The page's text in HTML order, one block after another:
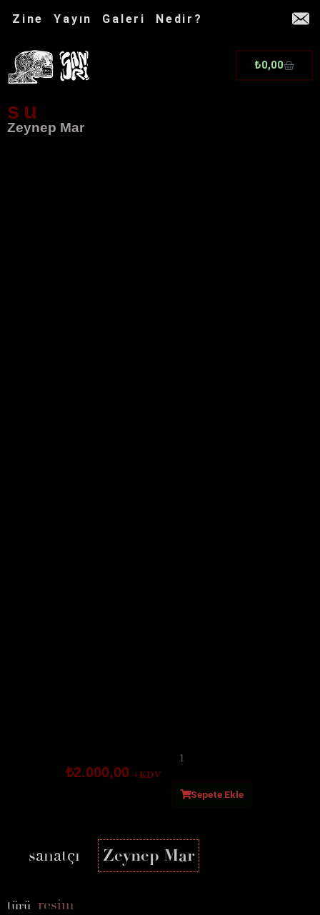
atlaZine Yayın Galeri Nedir?
₺0,00Cart
su
Zeynep Mar
₺2.000,00 +KDV
adet
Sepete Ekle
sanatçı Zeynep Mar
türü resim